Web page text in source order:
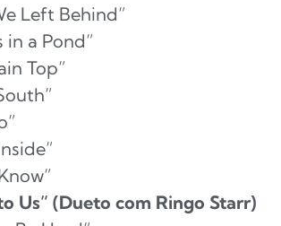
Left Behind”
in a Pond”
Top”
Us” (Dueto com Ringo Starr)